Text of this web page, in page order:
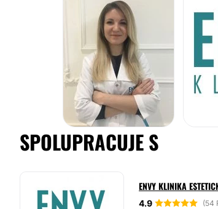
SPOLUPRACUJE S
ENVY KLINIKA
4.9 (54